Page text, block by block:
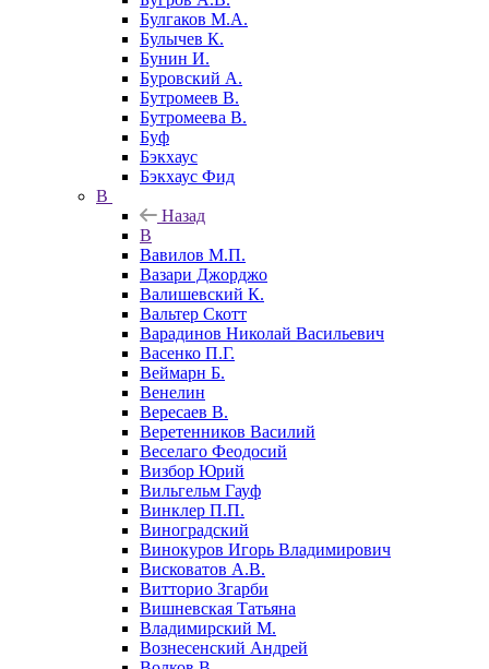
Булгаков М.А.
Булычев К.
Бунин И.
Буровский А.
Бутромеев В.
Бутромеева В.
Буф
Бэкхаус
Бэкхаус Фид
В
Назад
В
Вавилов М.П.
Вазари Джорджо
Валишевский К.
Вальтер Скотт
Варадинов Николай Васильевич
Васенко П.Г.
Веймарн Б.
Венелин
Вересаев В.
Веретенников Василий
Веселаго Феодосий
Визбор Юрий
Вильгельм Гауф
Винклер П.П.
Виноградский
Винокуров Игорь Владимирович
Висковатов А.В.
Витторио Згарби
Вишневская Татьяна
Владимирский М.
Вознесенский Андрей